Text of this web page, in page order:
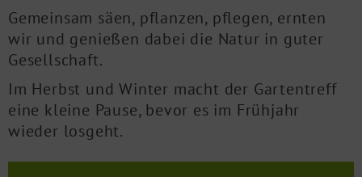
Gemeinsam säen, pflanzen, pflegen, ernten
wir und genießen dabei die Natur in guter
Gesellschaft.
Im Herbst und Winter macht der Gartentreff
eine kleine Pause, bevor es im Frühjahr
wieder losgeht.